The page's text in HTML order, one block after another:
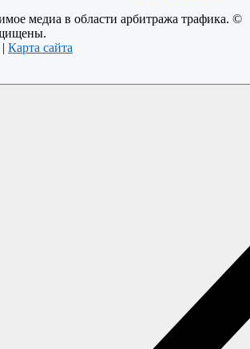
медиа в области арбитража трафика. ©
Карта сайта